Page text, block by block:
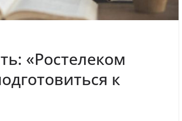
«Ростелеком
к